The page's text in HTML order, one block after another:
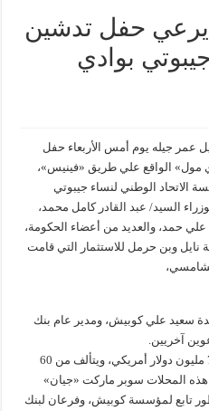
يرعي حفل تدشين
بوادي
عمر جيله يوم أمس الأربعاء حفل
مول» الواقع علي طريق «فينيس»،
الاتحاد الوطني لنساء جيبوتي
السيد/ عبد القادر كامل محمد،
حمد، والعديد من أعضاء الحكومة،
نايل وبن حرمل للاستثمار التي قامت
سعيد علي كوبيش، ومدير عام بنك
آخريين.
وتقدر تكلفة بناء هذا المول بحوالي 70 مليون دولار أمريكي، ويتألف من 60
40 منها، ومن بين هذه المحلات سوبر ماركت «جيان»
تابع لمؤسسة كوبيش، وفرعان لبنك